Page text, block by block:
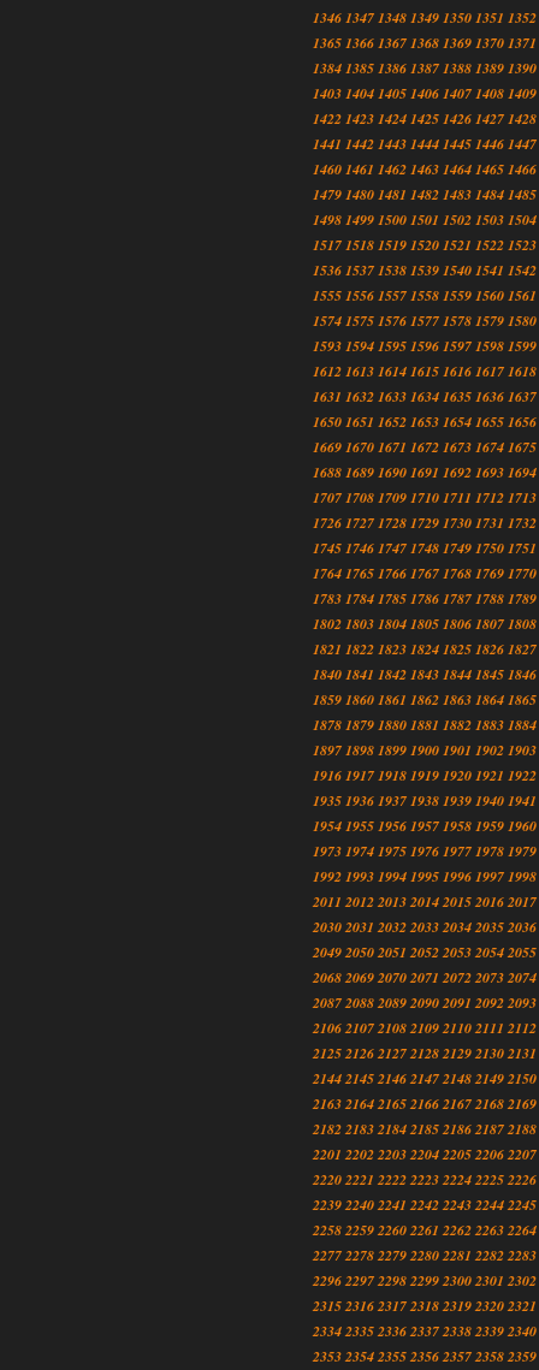
134613471348134913501351 1352
1365136613671368136913701371
1384138513861387138813891390
1403140414051406140714081409
1422142314241425142614271428
1441 144214431444144514461447
14601461 14621463146414651466
147914801481 1482148314841485
1498149915001501 150215031504
15171518151915201521 15221523
153615371538153915401541 1542
1555155615571558155915601561
1574157515761577157815791580
1593159415951596159715981599
1612161316141615161616171618
1631 163216331634163516361637
16501651 16521653165416551656
166916701671 1672167316741675
1688168916901691 169216931694
17071708170917101711 17121713
172617271728172917301731 1732
1745174617471748174917501751
1764176517661767176817691770
1783178417851786178717881789
1802180318041805180618071808
1821 182218231824182518261827
18401841 18421843184418451846
185918601861 1862186318641865
1878187918801881 188218831884
18971898189919001901 19021903
191619171918191919201921 1922
1935193619371938193919401941
1954195519561957195819591960
1973197419751976197719781979
1992199319941995199619971998
2011 201220132014201520162017
20302031 20322033203420352036
204920502051 2052205320542055
2068206920702071 207220732074
20872088208920902091 20922093
210621072108210921102111 2112
2125212621272128212921302131
2144214521462147214821492150
2163216421652166216721682169
2182218321842185218621872188
2201 220222032204220522062207
22202221 22222223222422252226
223922402241 2242224322442245
2258225922602261 226222632264
22772278227922802281 22822283
229622972298229923002301 2302
2315231623172318231923202321
2334233523362337233823392340
2353235423552356235723582359